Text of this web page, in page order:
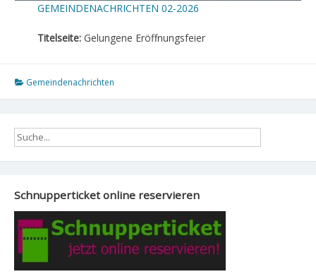
GEMEINDENACHRICHTEN 02-2026
Titelseite: Gelungene Eröffnungsfeier
Gemeindenachrichten
Schnupperticket online reservieren